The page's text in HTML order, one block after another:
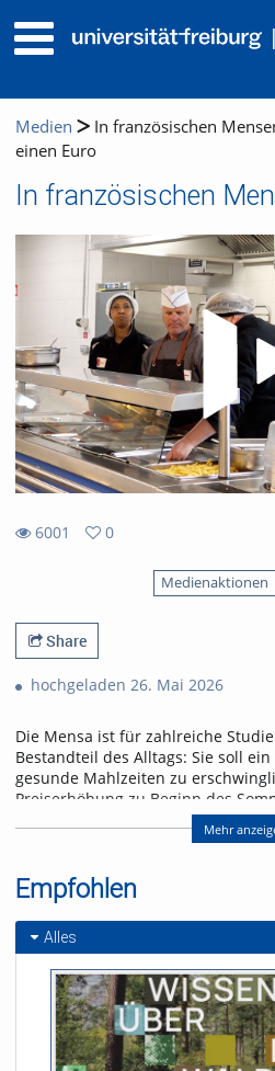
Medien
In französischen
einen Euro
6001
0
Medienaktionen
Share
hochgeladen 26. Mai 2026
Die Mensa ist für zahlreiche
Bestandteil des Alltags: Sie soll
gesunde Mahlzeiten zu
Preiserhöhung zu Beginn des
jedoch nicht jeder und jedem.
Instagram-Post des Freiburger
20.4.2026 liegt der tatsächliche
andere Quellen finanziert.
Nachbar Frankreich investiert
seit dem 4.5.2026 flächendeckend
50 Millionen Euro sind dafür im
festgeschrieben.
Wie funktioniert das preiswerte
Mehr
Empfohlen
Alles